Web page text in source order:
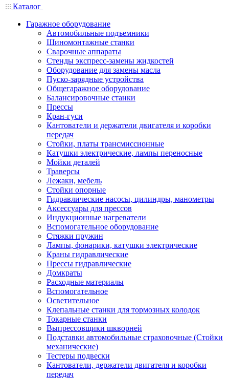
Каталог
Гаражное оборудование
Автомобильные подъемники
Шиномонтажные станки
Сварочные аппараты
Стенды экспресс-замены жидкостей
Оборудование для замены масла
Пуско-зарядные устройства
Общегаражное оборудование
Балансировочные станки
Прессы
Кран-гуси
Кантователи и держатели двигателя и коробки
передач
Стойки, платы трансмиссионные
Катушки электрические, лампы переносные
Мойки деталей
Траверсы
Лежаки, мебель
Стойки опорные
Гидравлические насосы, цилиндры, манометры
Аксессуары для прессов
Индукционные нагреватели
Вспомогательное оборудование
Стяжки пружин
Лампы, фонарики, катушки электрические
Краны гидравлические
Прессы гидравлические
Домкраты
Расходные материалы
Вспомогательное
Осветительное
Клепальные станки для тормозных колодок
Токарные станки
Выпрессовщики шкворней
Подставки автомобильные страховочные (Стойки
механические)
Тестеры подвески
Кантователи, держатели двигателя и коробки
передач